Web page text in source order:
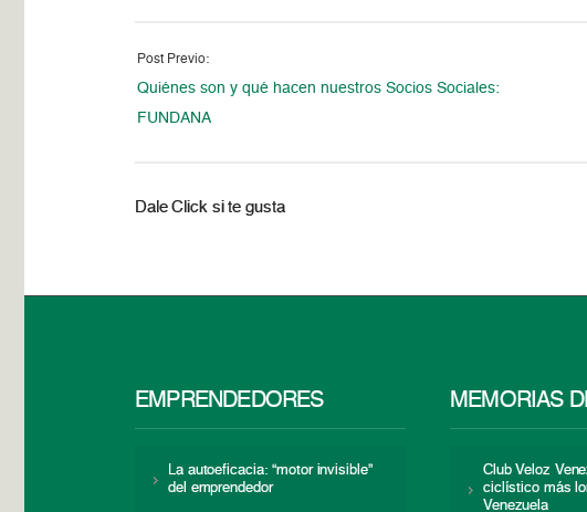
Post Previo:
Quiénes son y qué hacen nuestros Socios Sociales:
FUNDANA
Dale Click si te gusta
EMPRENDEDORES
La autoeficacia: “motor invisible”
del emprendedor
MEMORIAS
Club Veloz
ciclístico más
Venezuela